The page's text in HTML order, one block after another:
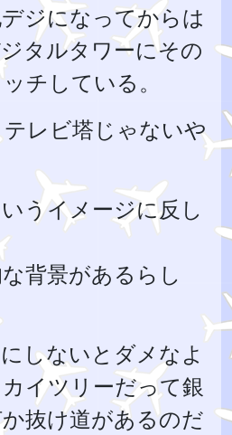
ジになってからは
タルタワーにその
チしている。
レビ塔じゃないや
うイメージに反し
背景があるらし
しないとダメなよ
イツリーだって銀
抜け道があるのだ